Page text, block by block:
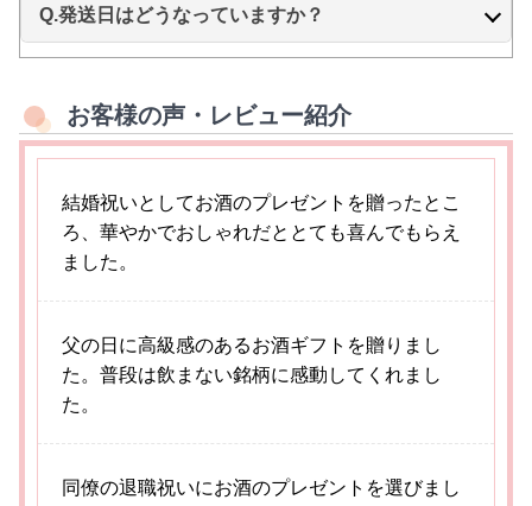
Q.発送日はどうなっていますか？
お客様の声・レビュー紹介
結婚祝いとしてお酒のプレゼントを贈ったとこ
ろ、華やかでおしゃれだととても喜んでもらえ
ました。
父の日に高級感のあるお酒ギフトを贈りまし
た。普段は飲まない銘柄に感動してくれまし
た。
同僚の退職祝いにお酒のプレゼントを選びまし